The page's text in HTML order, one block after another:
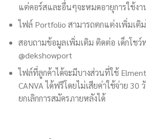
แต่คอร์สและอื่นๆจะหมดอายุการใช้งา
ไฟล์ Portfolio สามารถตกแต่งเพิ่มเติม
สอบถามข้อมูลเพิ่มเติม ติดต่อ เด็กโช
@dekshowport
ไฟล์ที่ลูกค้าได้จะมีบางส่วนที่ใช้
CANVA ได้ฟรีโดยไม่เสียค่าใช้จ่าย 30
ยกเลิกการสมัครภายหลังได้